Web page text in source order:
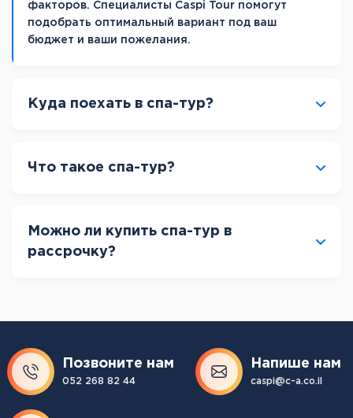
факторов. Специалисты Caspi Tour помогут
подобрать оптимальный вариант под ваш
бюджет и ваши пожелания.
Куда поехать в спа-тур?
Что такое спа-тур?
Можно ли купить спа-тур в
рассрочку?
Позвоните нам
052 268 82 44
Напише нам
caspi@c-a.co.il